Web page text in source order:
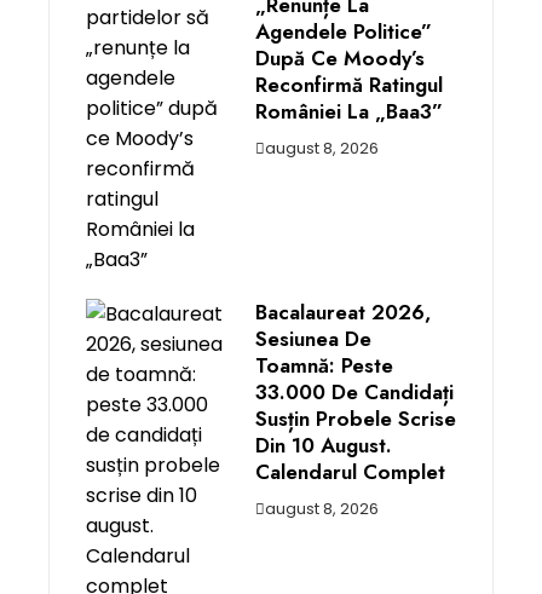
Agendele Politice”
După Ce Moody’s
Reconfirmă Ratingul
României La „Baa3”
august 8, 2026
Bacalaureat 2026,
Sesiunea De
Toamnă: Peste
33.000 De Candidați
Susțin Probele Scrise
Din 10 August.
Calendarul Complet
august 8, 2026